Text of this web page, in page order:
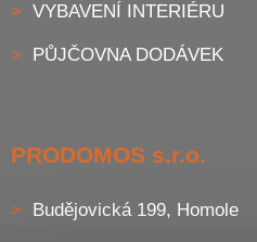
VYBAVENÍ INTERIÉRU
PŮJČOVNA DODÁVEK
PRODOMOS s.r.o.
Budějovická 199, Homole